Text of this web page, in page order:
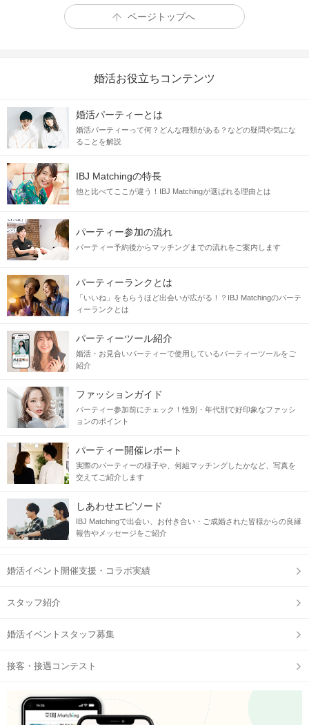
ページトップへ
婚活お役立ちコンテンツ
婚活パーティーとは
婚活パーティーって何？どんな種類がある？などの疑問や気にな
ることを解説
IBJ Matchingの特長
他と比べてここが違う！IBJ Matchingが選ばれる理由とは
パーティー参加の流れ
パーティー予約後からマッチングまでの流れをご案内します
パーティーランクとは
「いいね」をもらうほど出会いが広がる！？IBJ Matchingのパーテ
ィーランクとは
パーティーツール紹介
婚活・お見合いパーティーで使用しているパーティーツールをご
紹介
ファッションガイド
パーティー参加前にチェック！性別・年代別で好印象なファッシ
ョンのポイント
パーティー開催レポート
実際のパーティーの様子や、何組マッチングしたかなど、写真を
交えてご紹介します
しあわせエピソード
IBJ Matchingで出会い、お付き合い・ご成婚された皆様からの良縁
報告やメッセージをご紹介
婚活イベント開催支援・コラボ実績
スタッフ紹介
婚活イベントスタッフ募集
接客・接遇コンテスト